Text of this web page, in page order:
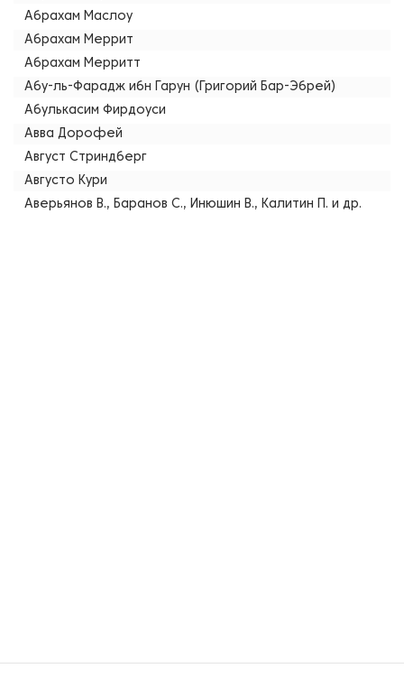
Абрахам Маслоу
Абрахам Меррит
Абрахам Мерритт
Абу-ль-Фарадж ибн Гарун (Григорий Бар-Эбрей)
Абулькасим Фирдоуси
Авва Дорофей
Август Стриндберг
Августо Кури
Аверьянов В., Баранов С., Инюшин В., Калитин П. и др.